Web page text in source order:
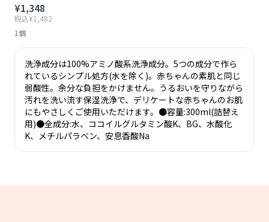
¥1,348
税込¥1,482
1個
洗浄成分は100%アミノ酸系洗浄成分。5つの成分で作ら
れているシンプル処方(水を除く)。赤ちゃんの素肌と同じ
弱酸性。余分な負担をかけません。うるおいを守りながら
汚れを洗い流す保湿洗浄で、デリケートな赤ちゃんのお肌
にもやさしくご使用いただけます。●容量:300ml(詰替え
用)●全成分:水、ココイルグルタミン酸K、BG、水酸化
K、メチルパラベン、安息香酸Na